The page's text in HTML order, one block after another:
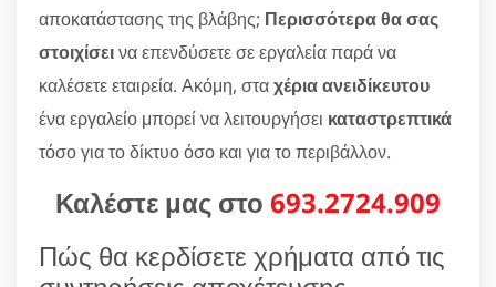
αποκατάστασης της βλάβης; Περισσότερα θα σας
στοιχίσεινα επενδύσετε σε εργαλεία παρά να
καλέσετε εταιρεία. Ακόμη, σταχέρια ανειδίκευτου
ένα εργαλείο μπορεί να λειτουργήσει καταστρεπτικά
τόσο για το δίκτυο όσο και για το περιβάλλον.
Καλέστε μας στο 693.2724.909
Πώς θα κερδίσετε χρήματα από τις